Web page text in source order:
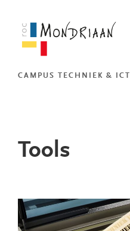
CAMPUS TECHNIEK & ICT
Tools